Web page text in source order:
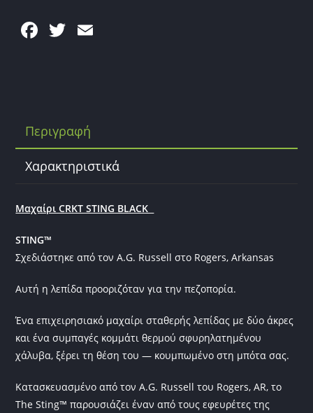
F
o
o
T
Περιγραφή
Χαρακτηριστικά
Μαχαίρι CRKT STING BLACK
STING™
Σχεδιάστηκε από τον A.G. Russell στο Rogers, Arkansas
Αυτή η λεπίδα προοριζόταν για την πεζοπορία.
Ένα επιχειρησιακό μαχαίρι σταθερής λεπίδας με δύο άκρες
και ένα συμπαγές κομμάτι θερμού σφυρηλατημένου
χάλυβα, ξέρει τη θέση του — κουμπωμένο στη μπότα σας.
Κατασκευασμένο από τον A.G. Russell του Rogers, AR, το
The Sting™ παρουσιάζει έναν από τους εφευρέτες της